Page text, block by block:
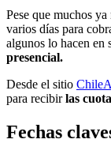
Pese que muchos
varios días para
algunos lo hacen en
presencial.
Desde el sitio
para recibirlas
Fechas